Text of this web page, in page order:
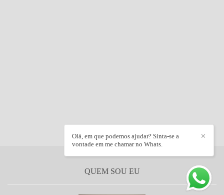
QUEM SOU EU
✕
Olá, em que podemos ajudar? Sinta-se a
vontade em me chamar no Whats.